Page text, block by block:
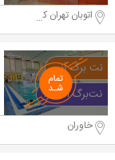
اتوبان تهران کرج
خاوران